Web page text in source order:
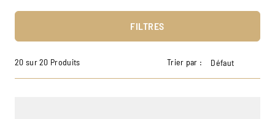
FILTRES
20 sur 20 Produits Trier par : Défaut